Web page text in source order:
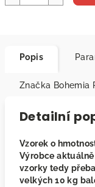
Popis
Značka Bohemia
Detailní
Vzorek o
Výrobce
vzorky tedy
velkých 10 kg